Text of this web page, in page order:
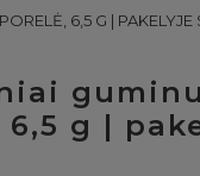
6,5 G |
6,5 g |